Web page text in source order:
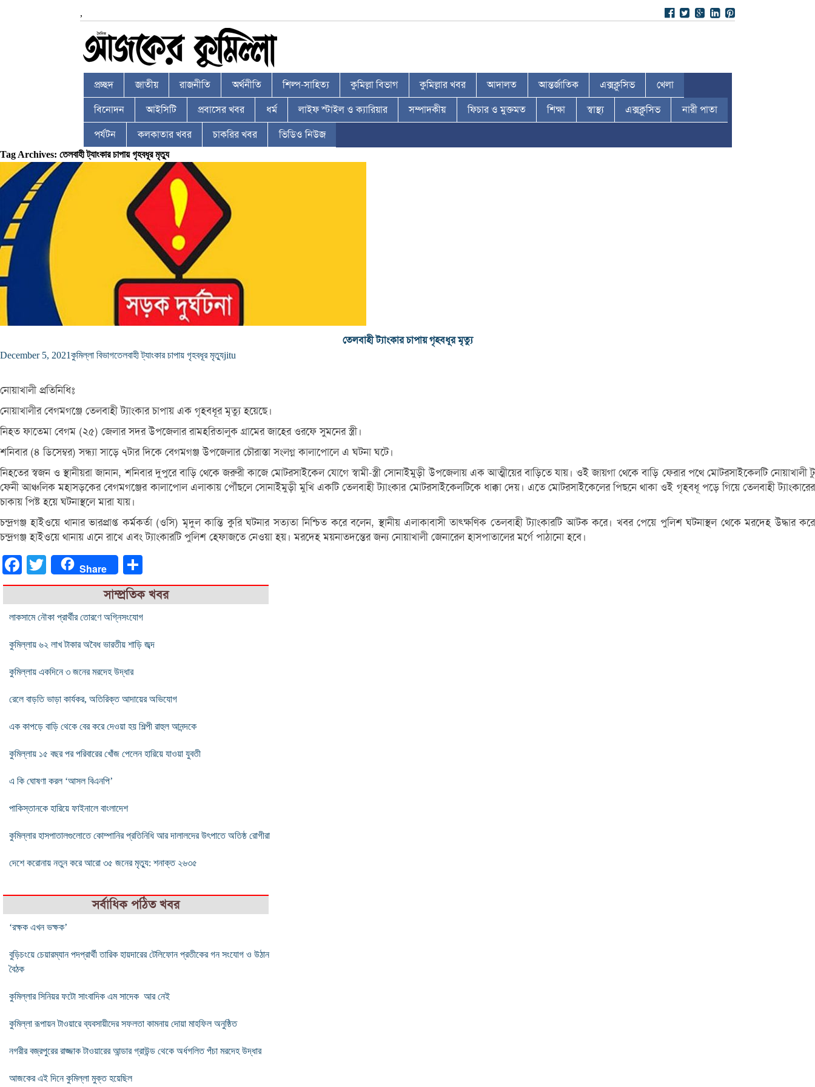
,
প্রচ্ছদ জাতীয় রাজনীতি অর্থনীতি শিল্প-সাহিত্য কুমিল্লা বিভাগ কুমিল্লার খবর আদালত আন্তর্জাতিক এক্সক্লুসিভ খেলা
বিনোদন আইসিটি প্রবাসের খবর ধর্ম লাইফ স্টাইল ও ক্যারিয়ার সম্পাদকীয় ফিচার ও মুক্তমত শিক্ষা স্বাস্থ্য এক্সক্লুসিভ নারী পাতা
পর্যটন কলকাতার খবর চাকরির খবর ভিডিও নিউজ
Tag Archives: তেলবাহী ট্যাংকার চাপায় গৃহবধূর মৃত্যু
তেলবাহী ট্যাংকার চাপায় গৃহবধূর মৃত্যু
December 5, 2021কুমিল্লা বিভাগতেলবাহী ট্যাংকার চাপায় গৃহবধূর মৃত্যুjitu
নোয়াখালী প্রতিনিধিঃ
নোয়াখালীর বেগমগঞ্জে তেলবাহী ট্যাংকার চাপায় এক গৃহবধূর মৃত্যু হয়েছে।
নিহত ফাতেমা বেগম (২৫) জেলার সদর উপজেলার রামহরিতালুক গ্রামের জাহের ওরফে সুমনের স্ত্রী।
শনিবার (৪ ডিসেম্বর) সন্ধ্যা সাড়ে ৭টার দিকে বেগমগঞ্জ উপজেলার চৌরাস্তা সংলগ্ন কালাপোলে এ ঘটনা ঘটে।
নিহতের স্বজন ও স্থানীয়রা জানান, শনিবার দুপুরে বাড়ি থেকে জরুরী কাজে মোটরসাইকেল যোগে স্বামী-স্ত্রী সোনাইমুড়ী উপজেলায় এক আত্মীয়ের বাড়িতে যায়। ওই জায়গা থেকে বাড়ি ফেরার পথে মোটরসাইকেলটি নোয়াখালী টু
ফেনী আঞ্চলিক মহাসড়কের বেগমগঞ্জের কালাপোল এলাকায় পৌঁছলে সোনাইমুড়ী মুখি একটি তেলবাহী ট্যাংকার মোটরসাইকেলটিকে ধাক্কা দেয়। এতে মোটরসাইকেলের পিছনে থাকা ওই গৃহবধূ পড়ে গিয়ে তেলবাহী ট্যাংকারের
চাকায় পিষ্ট হয়ে ঘটনাস্থলে মারা যায়।
চন্দ্রগঞ্জ হাইওয়ে থানার ভারপ্রাপ্ত কর্মকর্তা (ওসি) মৃদুল কান্তি কুরি ঘটনার সত্যতা নিশ্চিত করে বলেন, স্থানীয় এলাকাবাসী তাৎক্ষণিক তেলবাহী ট্যাংকারটি আটক করে। খবর পেয়ে পুলিশ ঘটনাস্থল থেকে মরদেহ উদ্ধার করে
চন্দ্রগঞ্জ হাইওয়ে থানায় এনে রাখে এবং ট্যাংকারটি পুলিশ হেফাজতে নেওয়া হয়। মরদেহ ময়নাতদন্তের জন্য নোয়াখালী জেনারেল হাসপাতালের মর্গে পাঠানো হবে।
FacebookTwitter Share
সাম্প্রতিক খবর
লাকসামে নৌকা প্রার্থীর তোরণে অগ্নিসংযোগ
​কুমিল্লায় ৬২ লাখ টাকার অবৈধ ভারতীয় শাড়ি জব্দ
কুমিল্লায় একদিনে ৩ জনের মরদেহ উদ্ধার
রেলে বাড়তি ভাড়া কার্যকর, অতিরিক্ত আদায়ের অভিযোগ
এক কাপড়ে বাড়ি থেকে বের করে দেওয়া হয় শিল্পী রাহুল আনন্দকে
কুমিল্লায় ১৫ বছর পর পরিবারের খোঁজ পেলেন হারিয়ে যাওয়া যুবতী
এ কি ঘোষণা করল ‘আসল বিএনপি’
পাকিস্তানকে হারিয়ে ফাইনালে বাংলাদেশ
কুমিল্লার হাসপাতালগুলোতে কোম্পানির প্রতিনিধি আর দালালদের উৎপাতে অতিষ্ঠ রোগীরা
দেশে করোনায় নতুন করে আরো ৩৫ জনের মৃত্যু: শনাক্ত ২৬৩৫
সর্বাধিক পঠিত খবর
‘রক্ষক এখন ভক্ষক’
বুড়িচংয়ে চেয়ারম্যান পদপ্রার্থী তারিক হায়দারের টেলিফোন প্রতীকের গন সংযোগ ও উঠান
বৈঠক
কুমিল্লার সিনিয়র ফটো সাংবাদিক এম সাদেক আর নেই
কুমিল্লা রূপায়ন টাওয়ারে ব্যবসায়ীদের সফলতা কামনায় দোয়া মাহফিল অনুষ্ঠিত
নগরীর বজ্রপুরের রাজ্জাক টাওয়ারের আন্ডার গ্রাউন্ড থেকে অর্ধগলিত পঁচা মরদেহ উদ্ধার
আজকের এই দিনে কুমিল্লা মুক্ত হয়েছিল